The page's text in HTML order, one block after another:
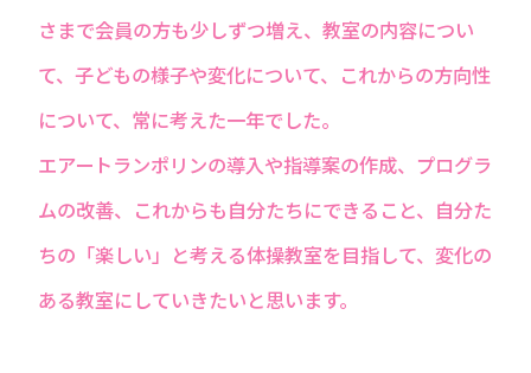
さまで会員の方も少しずつ増え、教室の内容につい
て、子どもの様子や変化について、これからの方向性
について、常に考えた一年でした。
エアートランポリンの導入や指導案の作成、プログラ
ムの改善、これからも自分たちにできること、自分た
ちの「楽しい」と考える体操教室を目指して、変化の
ある教室にしていきたいと思います。